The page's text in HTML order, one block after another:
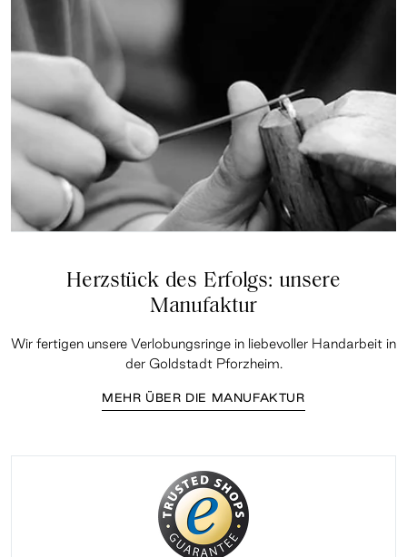
Herzstück des Erfolgs: unsere
Manufaktur
Wir fertigen unsere Verlobungsringe in liebevoller Handarbeit in
der Goldstadt Pforzheim.
MEHR ÜBER DIE MANUFAKTUR